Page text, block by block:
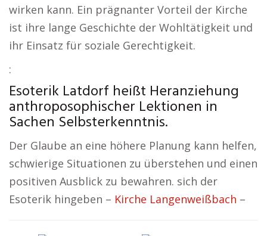
wirken kann. Ein prägnanter Vorteil der Kirche
ist ihre lange Geschichte der Wohltätigkeit und
ihr Einsatz für soziale Gerechtigkeit.
:
Esoterik Latdorf heißt Heranziehung
anthroposophischer Lektionen in
Sachen Selbsterkenntnis.
Der Glaube an eine höhere Planung kann helfen,
schwierige Situationen zu überstehen und einen
positiven Ausblick zu bewahren. sich der
Esoterik hingeben – Kirche Langenweißbach –